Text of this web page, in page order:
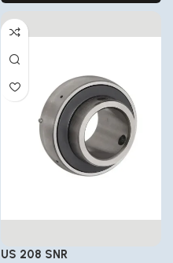
US 208 SNR